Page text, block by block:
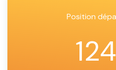
Position
124